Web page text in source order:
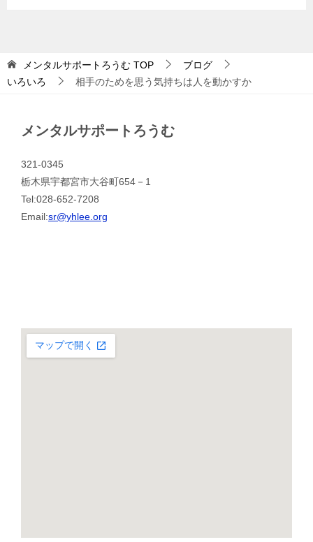
メンタルサポートろうむ TOP
ブログ
いろいろ
相手のためを思う気持ちは人を動かすか
メンタルサポートろうむ
321-0345
栃木県宇都宮市大谷町654－1
Tel:028-652-7208
Email:sr@yhlee.org